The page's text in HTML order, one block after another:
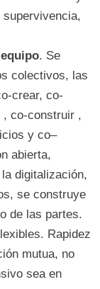
. Se
colectivos, las
crear, co-
, co-construir ,
y co–
abierta,
digitalización,
se construye
de las partes.
Rapidez
mutua, no
sea en